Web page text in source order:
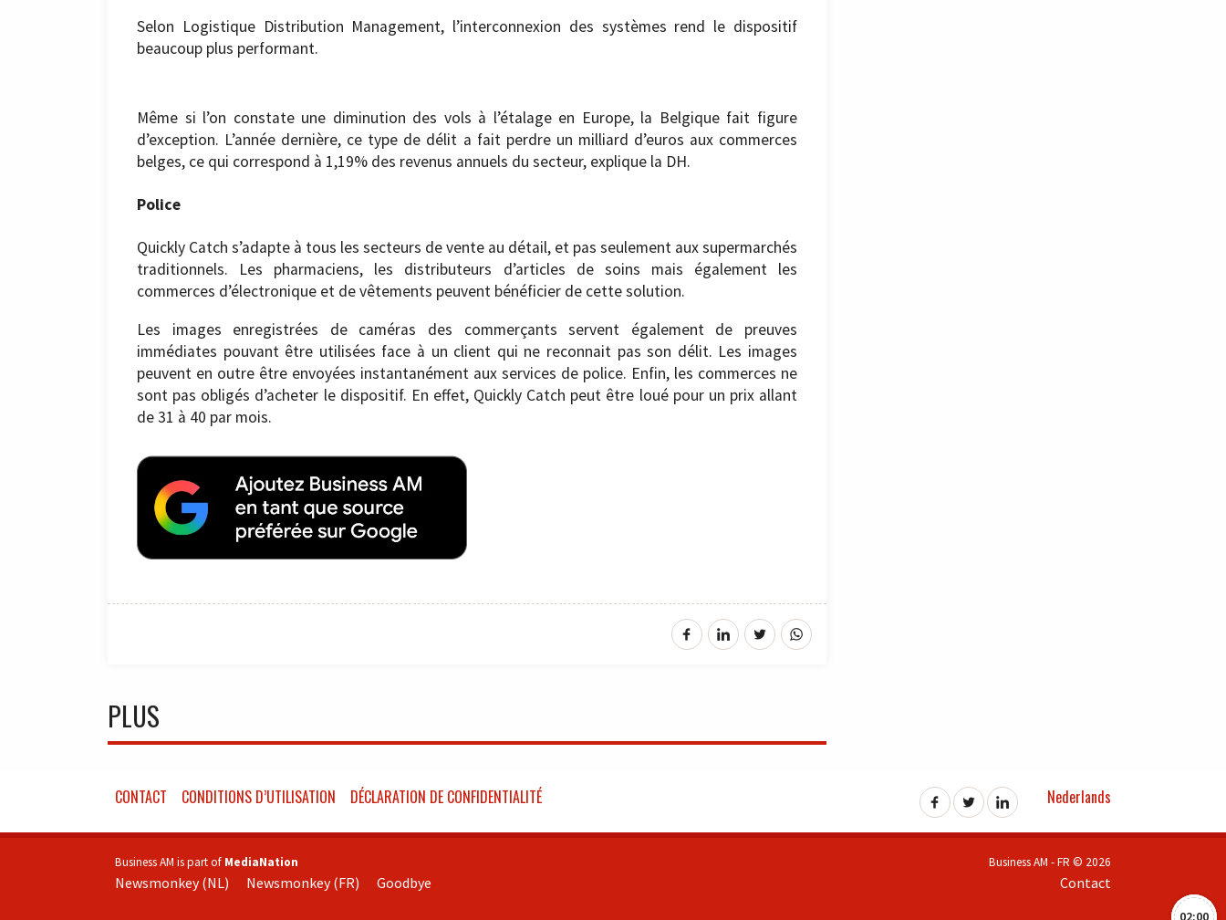
Selon Logistique Distribution Management, l’interconnexion des systèmes rend le dispositif
beaucoup plus performant.
Même si l’on constate une diminution des vols à l’étalage en Europe, la Belgique fait figure
d’exception. L’année dernière, ce type de délit a fait perdre un milliard d’euros aux commerces
belges, ce qui correspond à 1,19% des revenus annuels du secteur, explique la DH.
Police
Quickly Catch s’adapte à tous les secteurs de vente au détail, et pas seulement aux supermarchés
traditionnels. Les pharmaciens, les distributeurs d’articles de soins mais également les
commerces d’électronique et de vêtements peuvent bénéficier de cette solution.
Les images enregistrées de caméras des commerçants servent également de preuves
immédiates pouvant être utilisées face à un client qui ne reconnait pas son délit. Les images
peuvent en outre être envoyées instantanément aux services de police. Enfin, les commerces ne
sont pas obligés d’acheter le dispositif. En effet, Quickly Catch peut être loué pour un prix allant
de 31 à 40 par mois.
PLUS
02:00
CONTACT CONDITIONS D’UTILISATION DÉCLARATION DE CONFIDENTIALITÉ Nederlands
Business AM is part of MediaNation
Newsmonkey (NL) Newsmonkey (FR) Goodbye
Business AM - FR © 2026
Contact